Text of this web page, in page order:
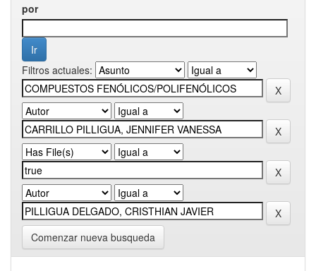
por
Filtros actuales:
Comenzar nueva busqueda